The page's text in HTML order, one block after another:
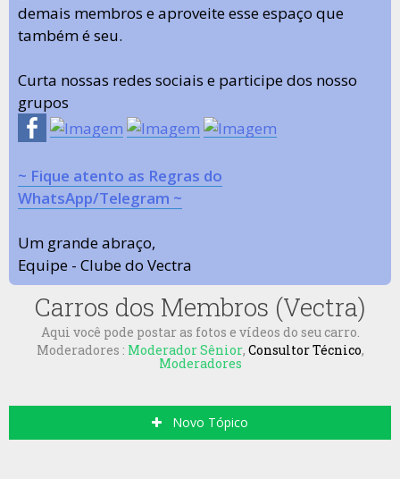
demais membros e aproveite esse espaço que
também é seu.
Curta nossas redes sociais e participe dos nosso
grupos
~ Fique atento as Regras do
WhatsApp/Telegram ~
Um grande abraço,
Equipe - Clube do Vectra
Carros dos Membros (Vectra)
Aqui você pode postar as fotos e vídeos do seu carro.
Moderadores : Moderador Sênior, Consultor Técnico,
Moderadores
Novo Tópico